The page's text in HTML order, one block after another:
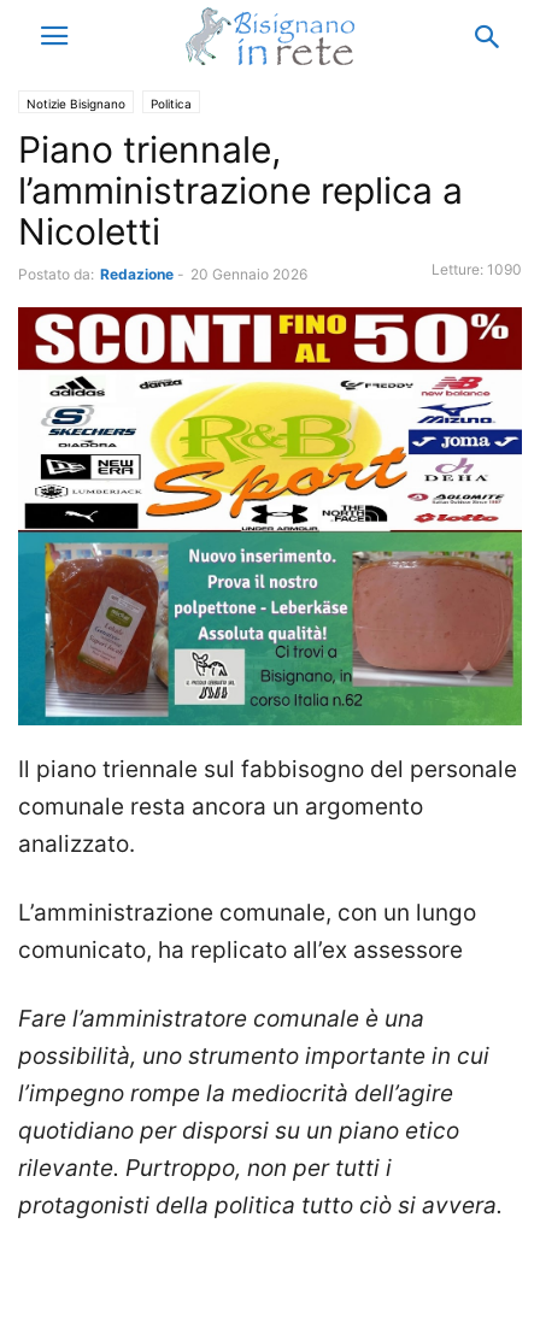
Notizie Bisignano Politica
Piano triennale,
l’amministrazione replica a
Nicoletti
Postato da: Redazione - 20 Gennaio 2026 Letture: 1090
Il piano triennale sul fabbisogno del personale
comunale resta ancora un argomento
analizzato.
L’amministrazione comunale, con un lungo
comunicato, ha replicato all’ex assessore
Fare l’amministratore comunale è una
possibilità, uno strumento importante in cui
l’impegno rompe la mediocrità dell’agire
quotidiano per disporsi su un piano etico
rilevante. Purtroppo, non per tutti i
protagonisti della politica tutto ciò si avvera.